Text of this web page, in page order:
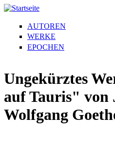
AUTOREN
WERKE
EPOCHEN
Ungekürztes
auf Tauris" von
Wolfgang